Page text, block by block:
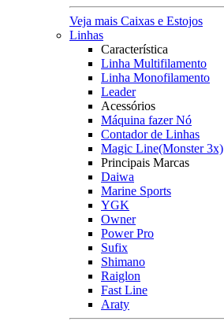
Veja mais Caixas e Estojos
Linhas
Característica
Linha Multifilamento
Linha Monofilamento
Leader
Acessórios
Máquina fazer Nó
Contador de Linhas
Magic Line(Monster 3x)
Principais Marcas
Daiwa
Marine Sports
YGK
Owner
Power Pro
Sufix
Shimano
Raiglon
Fast Line
Araty